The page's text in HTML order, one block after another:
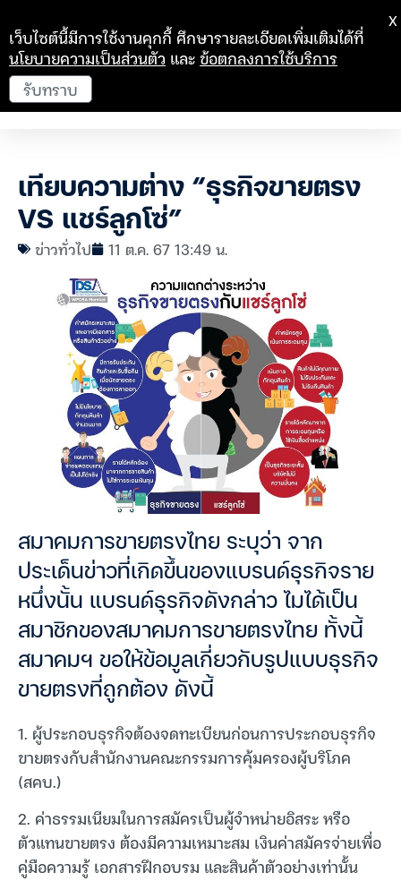
เทียบความต่าง “ธุรกิจขายตรง
VS แชร์ลูกโซ่”
ข่าวทั่วไป 11 ต.ค. 67 13:49 น.
สมาคมการขายตรงไทย ระบุว่า จาก
ประเด็นข่าวที่เกิดขึ้นของแบรนด์ธุรกิจราย
หนึ่งนั้น แบรนด์ธุรกิจดังกล่าว ไมได้เป็น
สมาชิกของสมาคมการขายตรงไทย ทั้งนี้
สมาคมฯ ขอให้ข้อมูลเกี่ยวกับรูปแบบธุรกิจ
ขายตรงที่ถูกต้อง ดังนี้
1. ผู้ประกอบธุรกิจต้องจดทะเบียนก่อนการประกอบธุรกิจ
ขายตรงกับสำนักงานคณะกรรมการคุ้มครองผู้บริโภค
(สคบ.)
2. ค่าธรรมเนียมในการสมัครเป็นผู้จำหน่ายอิสระ หรือ
ตัวแทนขายตรง ต้องมีความเหมาะสม เงินค่าสมัครจ่ายเพื่อ
คู่มือความรู้ เอกสารฝึกอบรม และสินค้าตัวอย่างเท่านั้น
เว็บไซต์นี้มีการใช้งานคุกกี้ ศึกษารายละเอียดเพิ่มเติมได้ที่
นโยบายความเป็นส่วนตัว และข้อตกลงการใช้บริการ
รับทราบ
X